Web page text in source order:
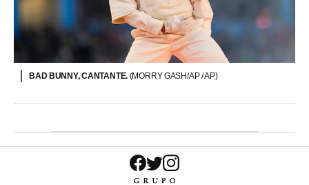
BAD BUNNY, CANTANTE. (MORRY GASH/AP / AP)